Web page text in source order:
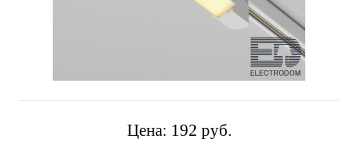
Цена: 192 pуб.